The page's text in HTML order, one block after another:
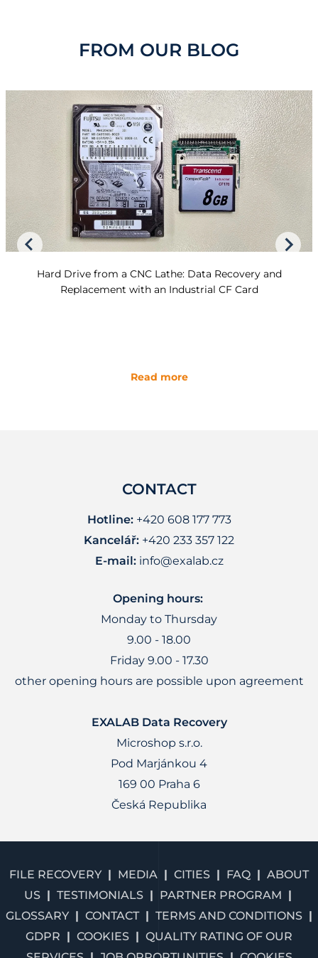
FROM OUR BLOG
Hard Drive from a CNC Lathe: Data Recovery and
Replacement with an Industrial CF Card
Read more
CONTACT
Hotline:+420 608 177 773
Kancelář: +420 233 357 122
E-mail: info@exalab.cz
Opening hours:
Monday to Thursday
9.00 - 18.00
Friday 9.00 - 17.30
other opening hours are possible upon agreement
EXALAB Data Recovery
Microshop s.r.o.
Pod Marjánkou 4
169 00 Praha 6
Česká Republika
FILE RECOVERY MEDIA CITIES FAQ
ABOUT
US
TESTIMONIALS
PARTNER PROGRAM
GLOSSARY
CONTACT
TERMS AND CONDITIONS
GDPR
COOKIES
QUALITY RATING OF OUR